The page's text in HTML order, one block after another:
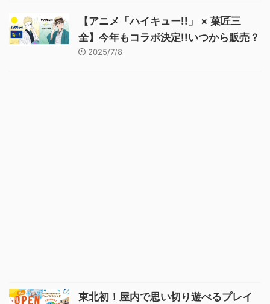
【アニメ「ハイキュー!!」 × 菓匠三
全】今年もコラボ決定!!いつから販売？
2025/7/8
東北初！屋内で思い切り遊べるプレイ